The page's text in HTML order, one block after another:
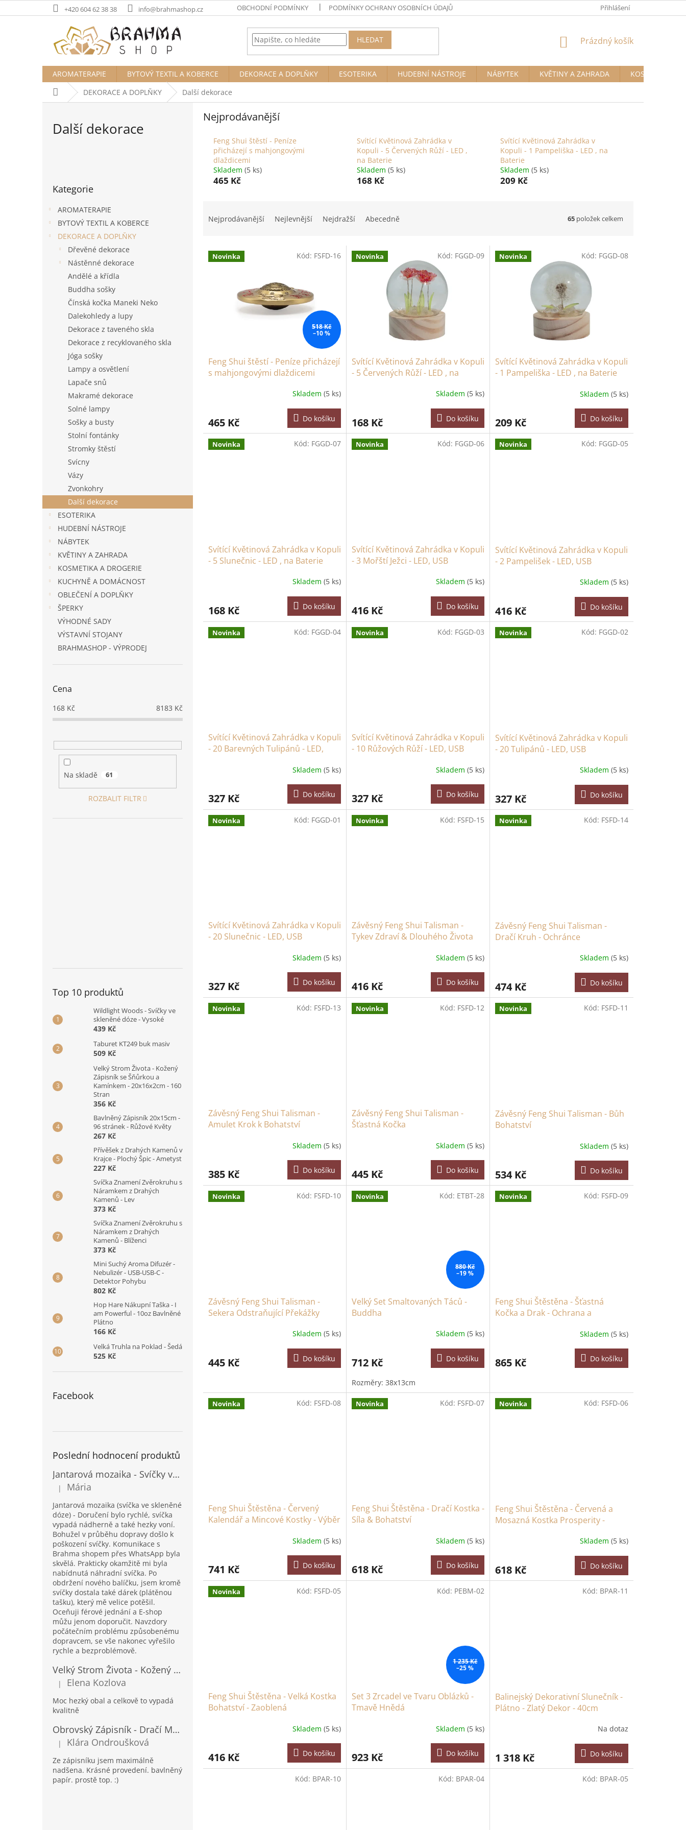
na
+420 604 62 38 38 info@brahmashop.cz OBCHODNÍ PODMÍNKY PODMÍNKY OCHRANY OSOBNÍCH ÚDAJŮ Přihlášení
HLEDAT
NÁKUPNÍ
Prázdný košík
AROMATERAPIE BYTOVÝ TEXTIL A KOBERCE DEKORACE A DOPLŇKY ESOTERIKA HUDEBNÍ NÁSTROJE NÁBYTEK KVĚTINY A ZAHRADA
KOSMETIKA A
Domů DEKORACE A DOPLŇKY Další dekorace
Další dekorace
kategorie
Kategorie
AROMATERAPIE
BYTOVÝ TEXTIL A KOBERCE
DEKORACE A DOPLŇKY
Dřevěné dekorace
Nástěnné dekorace
Andělé a křídla
Buddha sošky
Čínská kočka Maneki Neko
Dalekohledy a lupy
Dekorace z taveného skla
Dekorace z recyklovaného skla
Jóga sošky
Lampy a osvětlení
Lapače snů
Makramé dekorace
Solné lampy
Sošky a busty
Stolní fontánky
Stromky štěstí
Svícny
Vázy
Zvonkohry
Další dekorace
ESOTERIKA
HUDEBNÍ NÁSTROJE
NÁBYTEK
KVĚTINY A ZAHRADA
KOSMETIKA A DROGERIE
KUCHYNĚ A DOMÁCNOST
OBLEČENÍ A DOPLŇKY
ŠPERKY
VÝHODNÉ SADY
VÝSTAVNÍ STOJANY
BRAHMASHOP - VÝPRODEJ
Cena
168 Kč 8183 Kč
Na skladě 61
ROZBALIT FILTR
Top 10 produktů
Wildlight Woods - Svíčky ve
skleněné dóze - Vysoké
439 Kč
Taburet KT249 buk masiv
509 Kč
Velký Strom Života - Kožený
Zápisník se Šňůrkou a
Kamínkem - 20x16x2cm - 160
Stran
356 Kč
Bavlněný Zápisník 20x15cm -
96 stránek - Růžové Květy
267 Kč
Přívěšek z Drahých Kamenů v
Krajce - Plochý Špic - Ametyst
227 Kč
Svíčka Znamení Zvěrokruhu s
Náramkem z Drahých
Kamenů - Lev
373 Kč
Svíčka Znamení Zvěrokruhu s
Náramkem z Drahých
Kamenů - Blíženci
373 Kč
Mini Suchý Aroma Difuzér -
Nebulizér - USB-USB-C -
Detektor Pohybu
802 Kč
Hop Hare Nákupní Taška - I
am Powerful - 10oz Bavlněné
Plátno
166 Kč
Velká Truhla na Poklad - Šedá
525 Kč
Facebook
Poslední hodnocení produktů
Jantarová mozaika - Svíčky ve skleněných dózách - Vysoké
Hodnocení produktu je 5 z 5 hvězdiček.
| Mária
Jantarová mozaika (svíčka ve skleněné
dóze) - Doručení bylo rychlé, svíčka
vypadá nádherně a také hezky voní.
Bohužel v průběhu dopravy došlo k
poškození svíčky. Komunikace s
Brahma shopem přes WhatsApp byla
skvělá. Prakticky okamžitě mi byla
nabídnutá náhradní svíčka. Po
obdržení nového balíčku, jsem kromě
svíčky dostala také dárek (plátěnou
tašku), který mě velice potěšil.
Oceňuji férové jednání a E-shop
můžu jenom doporučit. Navzdory
počátečním problému způsobenému
dopravcem, se vše nakonec vyřešilo
rychle a bezproblémově.
Velký Strom Života - Kožený Zápisník se Šňůrkou a Kamínkem - 20x16x2cm - 160 Stran
Hodnocení produktu je 5 z 5 hvězdiček.
| Elena Kozlova
Moc hezký obal a celkově to vypadá
kvalitně
Obrovský Zápisník - Dračí Mandala s Chakra Kameny - 100 Stran - 25x34cm
Hodnocení produktu je 5 z 5 hvězdiček.
| Klára Ondroušková
Ze zápisníku jsem maximálně
nadšena. Krásné provedení. bavlněný
papír. prostě top. :)
Nejprodávanější
Feng Shui štěstí - Peníze
přicházejí s mahjongovými
dlaždicemi
Skladem (5 ks)
465 Kč
Svítící Květinová Zahrádka v
Kopuli - 5 Červených Růží - LED ,
na Baterie
Skladem (5 ks)
168 Kč
Svítící Květinová Zahrádka v
Kopuli - 1 Pampeliška - LED , na
Baterie
Skladem (5 ks)
209 Kč
n
Nejprodávanější Nejlevnější Nejdražší Abecedně 65 položek celkem
V Novinka
518 Kč
–10 %
Feng Shui štěstí - Peníze přicházejí
s mahjongovými dlaždicemi
Skladem (5 ks)
465 Kč Do košíku
Kód: FSFD-16 Novinka
Svítící Květinová Zahrádka v Kopuli
- 5 Červených Růží - LED , na
Skladem (5 ks)
168 Kč Do košíku
Kód: FGGD-09 Novinka
Svítící Květinová Zahrádka v Kopuli
- 1 Pampeliška - LED , na Baterie
Skladem (5 ks)
209 Kč Do košíku
Kód: FGGD-08
Novinka
Svítící Květinová Zahrádka v Kopuli
- 5 Slunečnic - LED , na Baterie
Skladem (5 ks)
168 Kč Do košíku
Kód: FGGD-07 Novinka
Svítící Květinová Zahrádka v Kopuli
- 3 Mořští Ježci - LED, USB
Skladem (5 ks)
416 Kč Do košíku
Kód: FGGD-06 Novinka
Svítící Květinová Zahrádka v Kopuli
- 2 Pampelišek - LED, USB
Skladem (5 ks)
416 Kč Do košíku
Kód: FGGD-05
Novinka
Svítící Květinová Zahrádka v Kopuli
- 20 Barevných Tulipánů - LED,
Skladem (5 ks)
327 Kč Do košíku
Kód: FGGD-04 Novinka
Svítící Květinová Zahrádka v Kopuli
- 10 Růžových Růží - LED, USB
Skladem (5 ks)
327 Kč Do košíku
Kód: FGGD-03 Novinka
Svítící Květinová Zahrádka v Kopuli
- 20 Tulipánů - LED, USB
Skladem (5 ks)
327 Kč Do košíku
Kód: FGGD-02
Novinka
Svítící Květinová Zahrádka v Kopuli
- 20 Slunečnic - LED, USB
Skladem (5 ks)
327 Kč Do košíku
Kód: FGGD-01 Novinka
Závěsný Feng Shui Talisman -
Tykev Zdraví & Dlouhého Života
Skladem (5 ks)
416 Kč Do košíku
Kód: FSFD-15 Novinka
Závěsný Feng Shui Talisman -
Dračí Kruh - Ochránce
Skladem (5 ks)
474 Kč Do košíku
Kód: FSFD-14
Novinka
Závěsný Feng Shui Talisman -
Amulet Krok k Bohatství
Skladem (5 ks)
385 Kč Do košíku
Kód: FSFD-13 Novinka
Závěsný Feng Shui Talisman -
Šťastná Kočka
Skladem (5 ks)
445 Kč Do košíku
Kód: FSFD-12 Novinka
Závěsný Feng Shui Talisman - Bůh
Bohatství
Skladem (5 ks)
534 Kč Do košíku
Kód: FSFD-11
Novinka
Závěsný Feng Shui Talisman -
Sekera Odstraňující Překážky
Skladem (5 ks)
445 Kč Do košíku
Kód: FSFD-10 Novinka
880 Kč
–19 %
Velký Set Smaltovaných Táců -
Buddha
Skladem (5 ks)
712 Kč Do košíku
Rozměry: 38x13cm
Kód: ETBT-28 Novinka
Feng Shui Štěstěna - Šťastná
Kočka a Drak - Ochrana a
Skladem (5 ks)
865 Kč Do košíku
Kód: FSFD-09
Novinka
Feng Shui Štěstěna - Červený
Kalendář a Mincové Kostky - Výběr
Skladem (5 ks)
741 Kč Do košíku
Kód: FSFD-08 Novinka
Feng Shui Štěstěna - Dračí Kostka -
Síla & Bohatství
Skladem (5 ks)
618 Kč Do košíku
Kód: FSFD-07 Novinka
Feng Shui Štěstěna - Červená a
Mosazná Kostka Prosperity -
Skladem (5 ks)
618 Kč Do košíku
Kód: FSFD-06
Novinka
Feng Shui Štěstěna - Velká Kostka
Bohatství - Zaoblená
Skladem (5 ks)
416 Kč Do košíku
Kód: FSFD-05
1 235 Kč
–25 %
Set 3 Zrcadel ve Tvaru Oblázků -
Tmavě Hnědá
Skladem (5 ks)
923 Kč Do košíku
Kód: PEBM-02
Balinejský Dekorativní Slunečník -
Plátno - Zlatý Dekor - 40cm
Na dotaz
1 318 Kč Do košíku
Kód: BPAR-11
Kód: BPAR-10 Kód: BPAR-04 Kód: BPAR-05